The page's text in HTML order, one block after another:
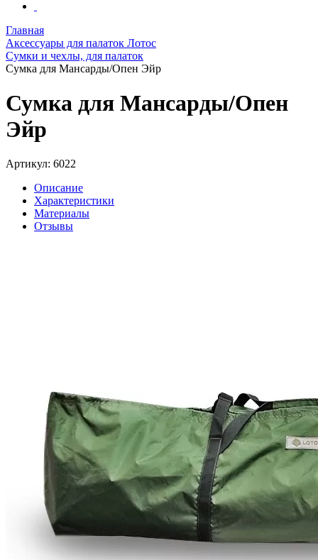
Главная
Аксессуары для палаток Лотос
Сумки и чехлы, для палаток
Сумка для Мансарды/Опен Эйр
Сумка для Мансарды/Опен
Эйр
Артикул: 6022
Описание
Характеристики
Материалы
Отзывы